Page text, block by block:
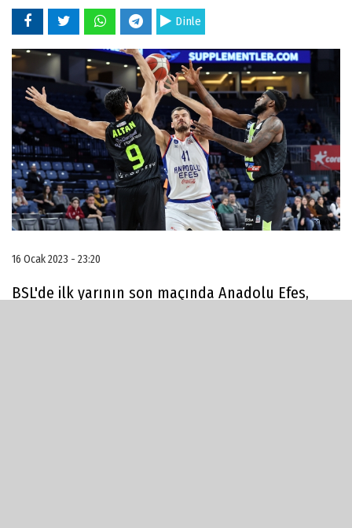
Dinle
16 Ocak 2023 - 23:20
BSL'de ilk yarının son maçında Anadolu Efes,